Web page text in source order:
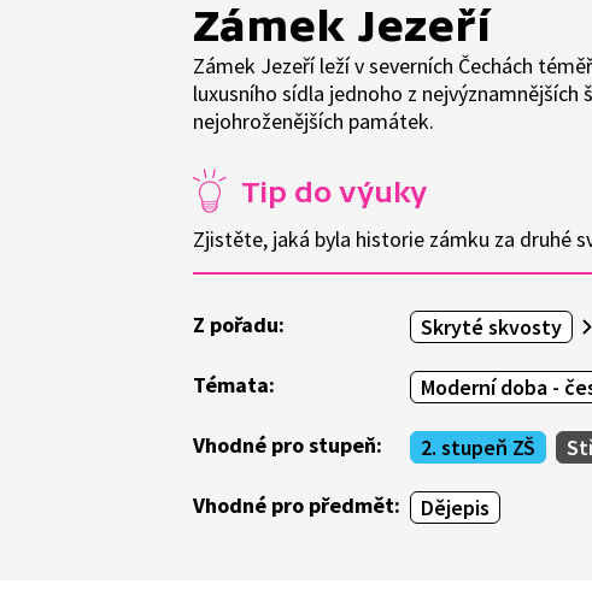
Zámek Jezeří
Zámek Jezeří leží v severních Čechách
luxusního sídla jednoho z
nejohroženějších památek.
Tip do výuky
Zjistěte, jaká byla historie zámku za druhé
Z pořadu: Skryté skvosty
Témata: Moderní doba -
Vhodné pro stupeň: 2. stupeň ZŠ
Vhodné pro předmět: Dějepis